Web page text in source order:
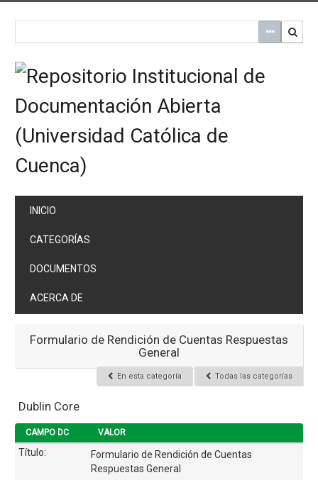
INICIO
CATEGORÍAS
DOCUMENTOS
ACERCA DE
Formulario de Rendición de Cuentas Respuestas
General
En esta categoría Todas las categorías
Dublin Core
CAMPO DC VALOR
Título:
Formulario de Rendición de Cuentas
Respuestas General